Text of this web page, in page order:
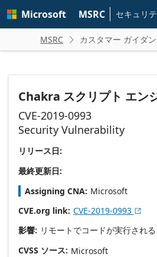
main
Microsoft MSRC セキュリ
MSRC  カスタマー ガイダ
Chakra スクリプト エン
CVE-2019-0993
Security Vulnerability
リリース日:
最終更新日:
Assigning CNA Microsoft
CVE.org link CVE-2019-0993 
影響 リモートでコードが実行される
CVSS ソース Microsoft